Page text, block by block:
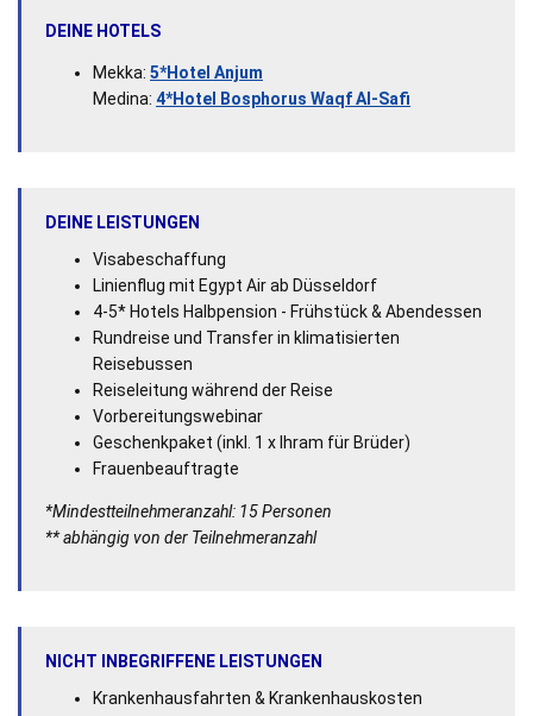
DEINE HOTELS
Mekka: 5*Hotel Anjum
Medina: 4*Hotel Bosphorus Waqf Al-Safi
DEINE LEISTUNGEN
Visabeschaffung
Linienflug mit Egypt Air ab Düsseldorf
4-5* Hotels Halbpension - Frühstück & Abendessen
Rundreise und Transfer in klimatisierten
Reisebussen
Reiseleitung während der Reise
Vorbereitungswebinar
Geschenkpaket (inkl. 1 x Ihram für Brüder)
Frauenbeauftragte
*Mindestteilnehmeranzahl: 15 Personen
** abhängig von der Teilnehmeranzahl
NICHT INBEGRIFFENE LEISTUNGEN
Krankenhausfahrten & Krankenhauskosten